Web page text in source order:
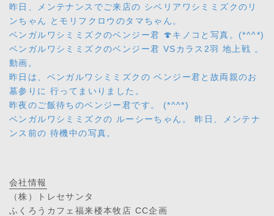
昨日、メンテナンスでご来店の シベリアワシミミズクのリ
ンちゃん とモリフクロウのタマちゃん。
ベンガルワシミミズクのベンジー君 🍄キノコと写真。(*^^*)
ベンガルワシミミズクのベンジー君 VSカラス2羽 地上戦 。
動画。
昨日は、ベンガルワシミミズクの ベンジー君と故両親のお
墓参りに 行ってまいりました。
昨夜のご飯待ちのベンジー君です。 (*^^*)
ベンガルワシミミズクの ルーシーちゃん。 昨日、メンテナ
ンス前の 待機中の写真。
会社情報
（株）トレセサンタ
ふくろうカフェ福来楼本牧店 CC企画